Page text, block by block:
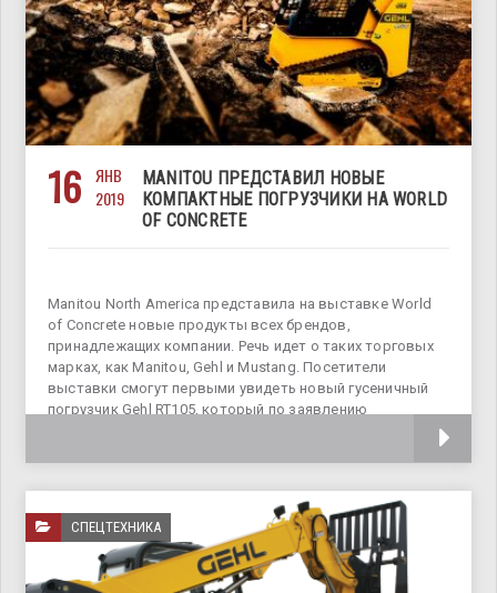
16
ЯНВ
2019
MANITOU ПРЕДСТАВИЛ НОВЫЕ
КОМПАКТНЫЕ ПОГРУЗЧИКИ НА WORLD
OF CONCRETE
Manitou North America представила на выставке World
of Concrete новые продукты всех брендов,
принадлежащих компании. Речь идет о таких торговых
марках, как Manitou, Gehl и Mustang. Посетители
выставки смогут первыми увидеть новый гусеничный
погрузчик Gehl RT105, который по заявлению
СПЕЦТЕХНИКА